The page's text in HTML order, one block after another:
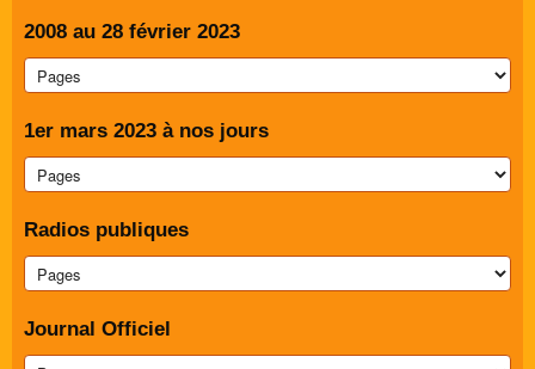
2008 au 28 février 2023
1er mars 2023 à nos jours
Radios publiques
Journal Officiel